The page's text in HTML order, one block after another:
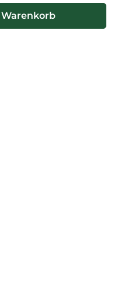
benutze die